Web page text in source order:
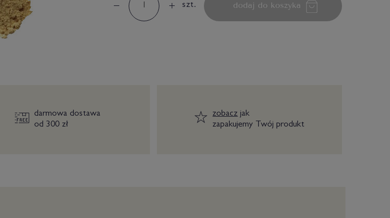
szt. dodaj do koszyka
darmowa dostawa
od 300 zł
zobaczjak
zapakujemy Twój produkt